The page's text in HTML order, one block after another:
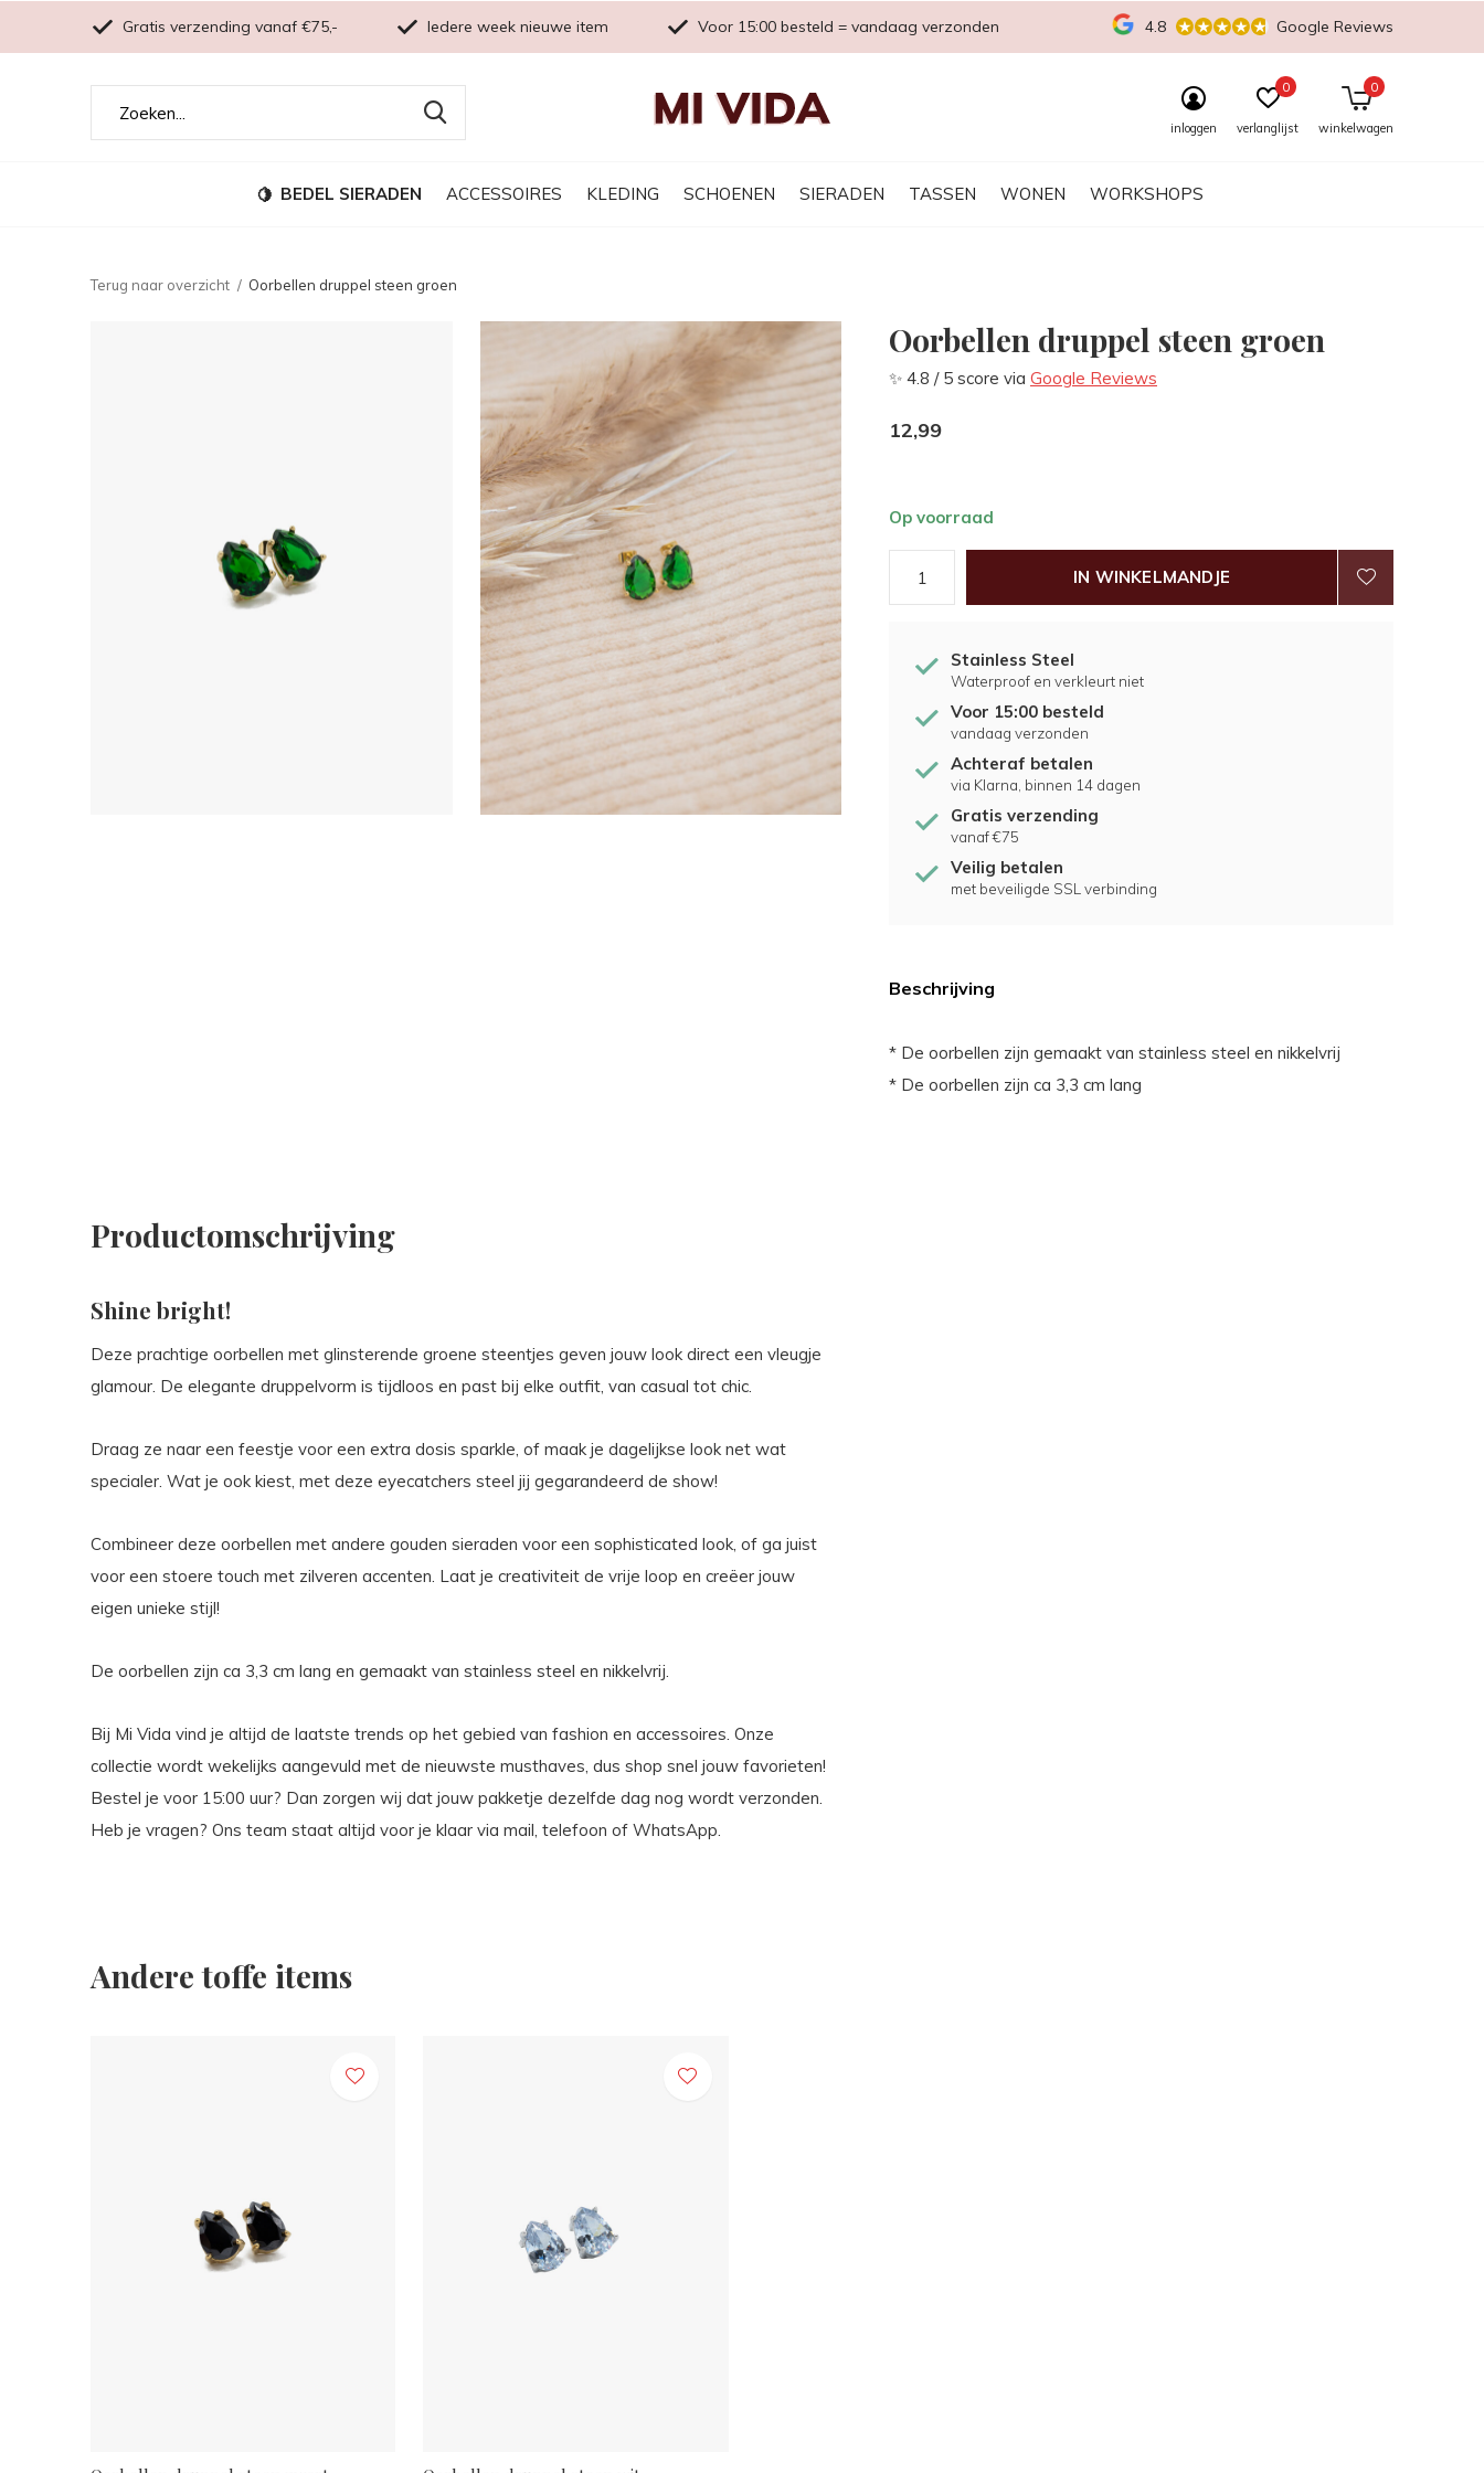
BEDEL SIERADEN ACCESSOIRES KLEDING SCHOENEN SIERADEN TASSEN WONEN WORKSHOPS
inloggen verlanglijst
0
winkelwagen
0
Gratis verzending vanaf €75,- Iedere week nieuwe item Voor 15:00 besteld = vandaag verzonden 4.8 Google Reviews
Terug naar overzicht Oorbellen druppel steen groen
Oorbellen druppel steen groen
✨ 4.8 / 5 score via Google Reviews
12,99
Op voorraad
IN WINKELMANDJE
Stainless Steel
Waterproof en verkleurt niet
Voor 15:00 besteld
vandaag verzonden
Achteraf betalen
via Klarna, binnen 14 dagen
Gratis verzending
vanaf €75
Veilig betalen
met beveiligde SSL verbinding
Beschrijving
* De oorbellen zijn gemaakt van stainless steel en nikkelvrij
* De oorbellen zijn ca 3,3 cm lang
Productomschrijving
Shine bright!
Deze prachtige oorbellen met glinsterende groene steentjes geven jouw look direct een vleugje
glamour. De elegante druppelvorm is tijdloos en past bij elke outfit, van casual tot chic.
Draag ze naar een feestje voor een extra dosis sparkle, of maak je dagelijkse look net wat
specialer. Wat je ook kiest, met deze eyecatchers steel jij gegarandeerd de show!
Combineer deze oorbellen met andere gouden sieraden voor een sophisticated look, of ga juist
voor een stoere touch met zilveren accenten. Laat je creativiteit de vrije loop en creëer jouw
eigen unieke stijl!
De oorbellen zijn ca 3,3 cm lang en gemaakt van stainless steel en nikkelvrij.
Bij Mi Vida vind je altijd de laatste trends op het gebied van fashion en accessoires. Onze
collectie wordt wekelijks aangevuld met de nieuwste musthaves, dus shop snel jouw favorieten!
Bestel je voor 15:00 uur? Dan zorgen wij dat jouw pakketje dezelfde dag nog wordt verzonden.
Heb je vragen? Ons team staat altijd voor je klaar via mail, telefoon of WhatsApp.
Andere toffe items